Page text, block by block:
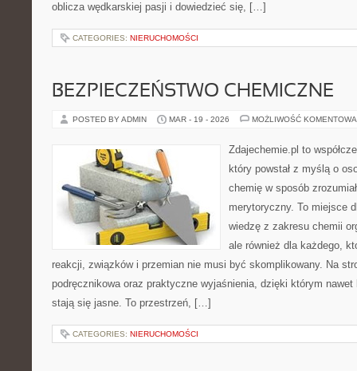
oblicza wędkarskiej pasji i dowiedzieć się, […]
CATEGORIES: NIERUCHOMOŚCI
BEZPIECZEŃSTWO CHEMICZNE
POSTED BY ADMIN MAR - 19 - 2026 MOŻLIWOŚĆ
Zdajechemie.pl to
który powstał z myślą o
chemię w sposób
merytoryczny. To miejsce
wiedzę z zakresu chemii
ale również dla każdego,
reakcji, związków i przemian nie musi być skomplikowany. Na
podręcznikowa oraz praktyczne wyjaśnienia, dzięki którym nawet
stają się jasne. To przestrzeń, […]
CATEGORIES: NIERUCHOMOŚCI